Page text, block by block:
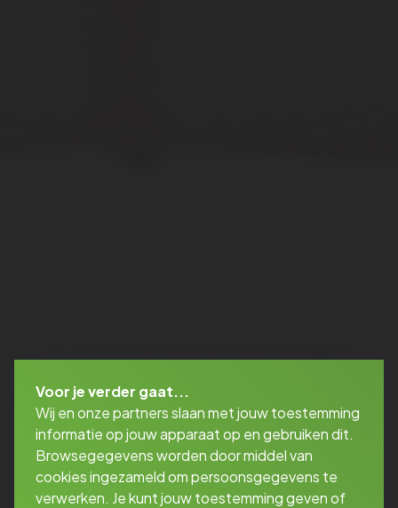
Voor je verder gaat...
Wij en onze partners slaan met jouw toestemming
informatie op jouw apparaat op en gebruiken dit.
Browsegegevens worden door middel van
cookies ingezameld om persoonsgegevens te
verwerken. Je kunt jouw toestemming geven of